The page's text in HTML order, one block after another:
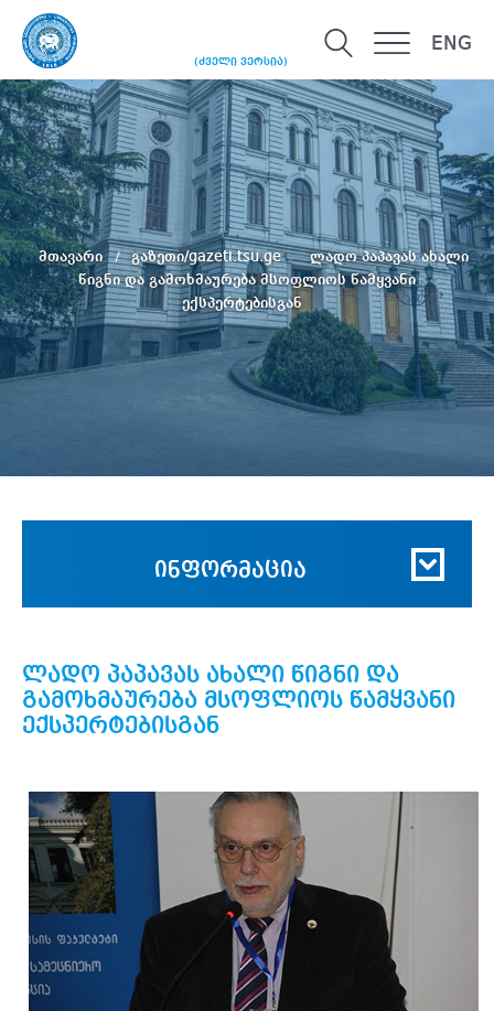
(ძველი ვერსია)
ENG
მთავარი გაზეთი/gazeti.tsu.ge
ლადო პაპავას ახალი
წიგნი და გამოხმაურება მსოფლიოს წამყვანი
ექსპერტებისგან
ინფორმაცია
ლადო პაპავას ახალი წიგნი და
გამოხმაურება მსოფლიოს წამყვანი
ექსპერტებისგან